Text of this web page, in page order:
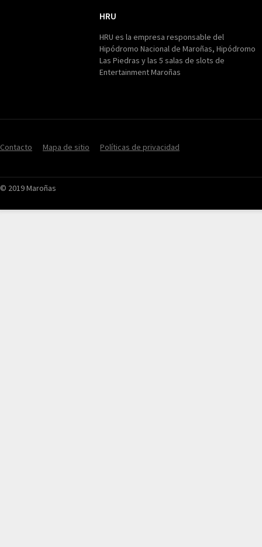
HRU
HRU es la empresa responsable del
Hipódromo Nacional de Maroñas, Hipódromo
Las Piedras y las 5 salas de slots de
Entertainment Maroñas
Contacto Mapa de sitio Políticas de privacidad
© 2019 Maroñas